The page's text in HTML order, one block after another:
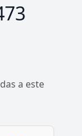
a este